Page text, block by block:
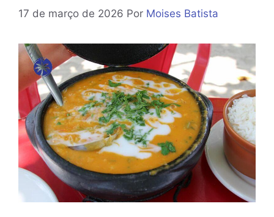
17 de março de 2026 Por Moises Batista